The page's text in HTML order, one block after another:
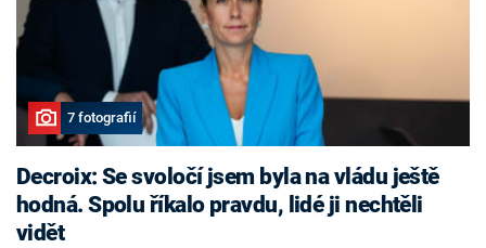
7 fotografií
Decroix: Se svoločí jsem byla na vládu ještě
hodná. Spolu říkalo pravdu, lidé ji nechtěli
vidět